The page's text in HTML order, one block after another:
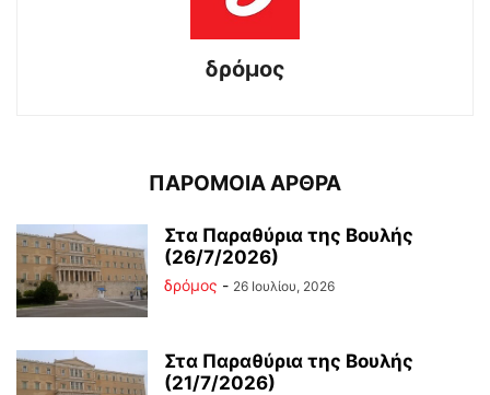
δρόμος
ΠΑΡΟΜΟΙΑ ΑΡΘΡΑ
Στα Παραθύρια της Βουλής
(26/7/2026)
δρόμος - 26 Ιουλίου, 2026
Στα Παραθύρια της Βουλής
(21/7/2026)